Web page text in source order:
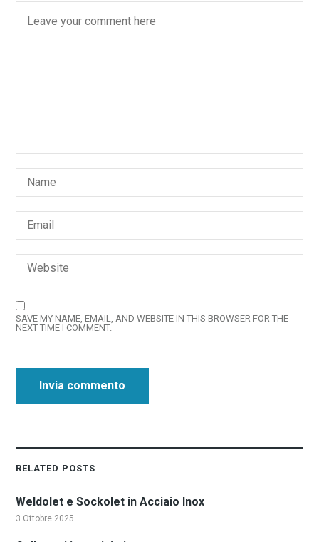
SAVE MY NAME, EMAIL, AND WEBSITE IN THIS BROWSER FOR THE
NEXT TIME I COMMENT.
RELATED POSTS
Weldolet e Sockolet in Acciaio Inox
3 Ottobre 2025